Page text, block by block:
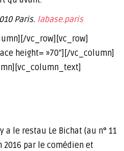
Paris. labase.paris
vc_row][vc_row]
height= »70″][/vc_column]
a le restau Le Bichat (au n° 11
par le comédien et